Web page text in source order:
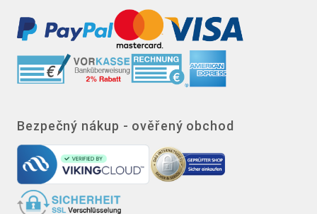
Bezpečný nákup - ověřený obchod